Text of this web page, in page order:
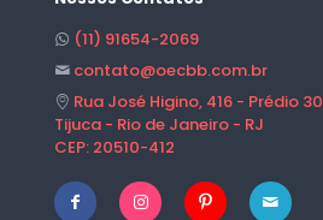
(11) 91654-2069
contato@oecbb.com.br
Rua José Higino, 416 - Prédio 30
Tijuca - Rio de Janeiro - RJ
CEP: 20510-412